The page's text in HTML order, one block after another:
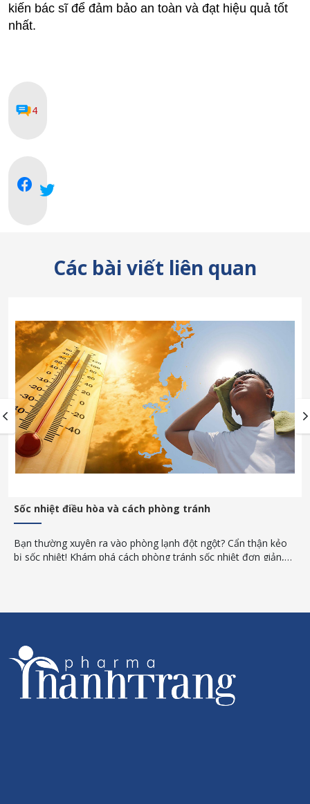
4
kiến bác sĩ để đảm bảo an toàn và đạt hiệu quả tốt
nhất.
Các bài viết liên quan
Sốc nhiệt điều hòa và cách phòng tránh
Bạn thường xuyên ra vào phòng lạnh đột ngột? Cẩn thận kẻo
bị sốc nhiệt! Khám phá cách phòng tránh sốc nhiệt đơn giản,